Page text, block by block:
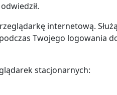
internetową.
Twojego logowania
stacjonarnych: